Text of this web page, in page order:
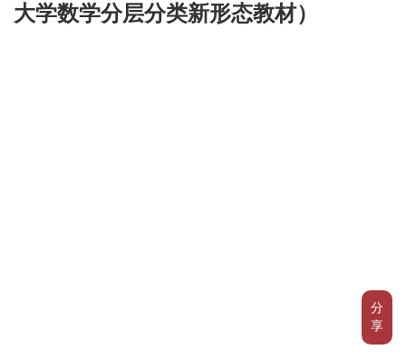
分
享
大学数学分层分类新形态教材）